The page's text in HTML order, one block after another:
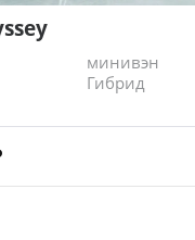
минивэн
Гибрид